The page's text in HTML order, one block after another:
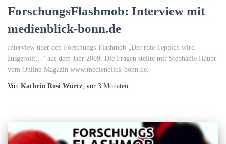
ForschungsFlashmob: Interview mit
medienblick-bonn.de
Interview über den Forschungs-Flashmob „Der rote Teppich wird
ausgerollt…“ aus dem Jahr 2009. Die Fragen stellte mir Stephanie Haupt
vom Online-Magazin www.medienblick-bonn.de.
Von Kathrin Rosi Würtz , vor 3 Monaten